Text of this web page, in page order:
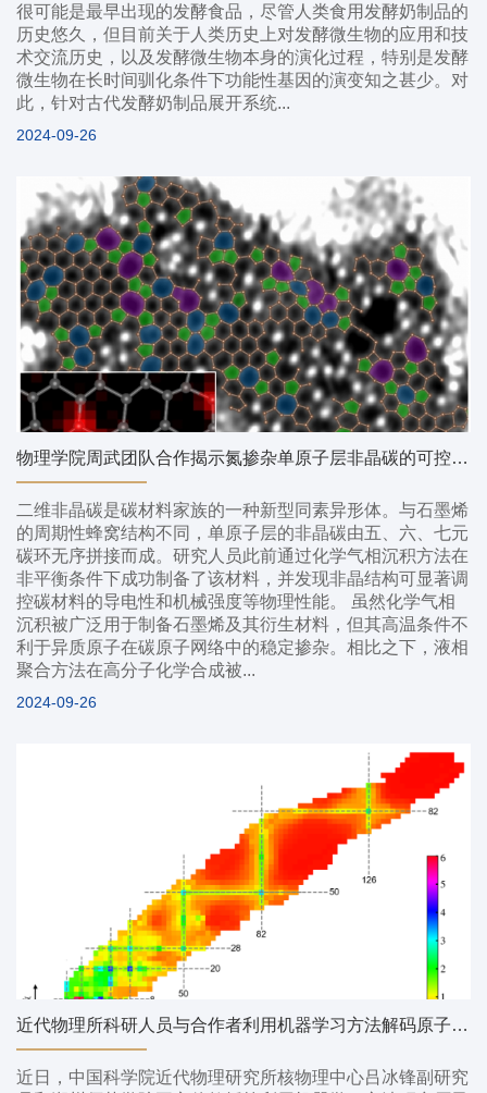
很可能是最早出现的发酵食品，尽管人类食用发酵奶制品的
历史悠久，但目前关于人类历史上对发酵微生物的应用和技
术交流历史，以及发酵微生物本身的演化过程，特别是发酵
微生物在长时间驯化条件下功能性基因的演变知之甚少。对
此，针对古代发酵奶制品展开系统...
2024-09-26
物理学院周武团队合作揭示氮掺杂单原子层非晶碳的可控液相合成方法
二维非晶碳是碳材料家族的一种新型同素异形体。与石墨烯
的周期性蜂窝结构不同，单原子层的非晶碳由五、六、七元
碳环无序拼接而成。研究人员此前通过化学气相沉积方法在
非平衡条件下成功制备了该材料，并发现非晶结构可显著调
控碳材料的导电性和机械强度等物理性能。 虽然化学气相
沉积被广泛用于制备石墨烯及其衍生材料，但其高温条件不
利于异质原子在碳原子网络中的稳定掺杂。相比之下，液相
聚合方法在高分子化学合成被...
2024-09-26
近代物理所科研人员与合作者利用机器学习方法解码原子核壳演化
近日，中国科学院近代物理研究所核物理中心吕冰锋副研究